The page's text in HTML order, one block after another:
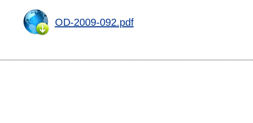
OD-2009-092.pdf